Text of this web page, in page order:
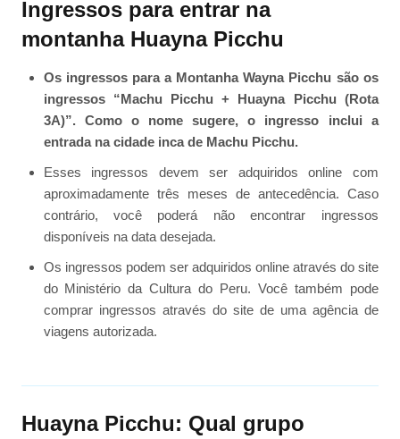
Ingressos para entrar na
montanha Huayna Picchu
Os ingressos para a Montanha Wayna Picchu são os
ingressos “Machu Picchu + Huayna Picchu (Rota
3A)”. Como o nome sugere, o ingresso inclui a
entrada na cidade inca de Machu Picchu.
Esses ingressos devem ser adquiridos online com
aproximadamente três meses de antecedência. Caso
contrário, você poderá não encontrar ingressos
disponíveis na data desejada.
Os ingressos podem ser adquiridos online através do site
do Ministério da Cultura do Peru. Você também pode
comprar ingressos através do site de uma agência de
viagens autorizada.
Huayna Picchu: Qual grupo